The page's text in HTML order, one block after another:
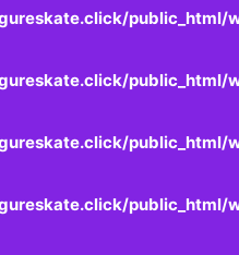
public_html/
public_html/
public_html/
public_html/